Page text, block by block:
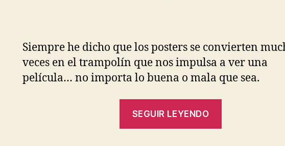
Siempre he dicho que los posters se convierten
veces en el trampolín que nos impulsa a ver una
película… no importa lo buena o mala que sea.
SEGUIR LEYENDO